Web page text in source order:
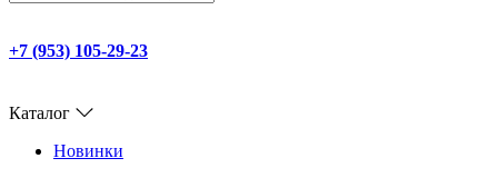
+7 (953) 105-29-23
Каталог
Новинки